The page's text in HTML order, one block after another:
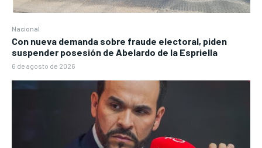
Nacional
Con nueva demanda sobre fraude electoral, piden
suspender posesión de Abelardo de la Espriella
6 de agosto de 2026